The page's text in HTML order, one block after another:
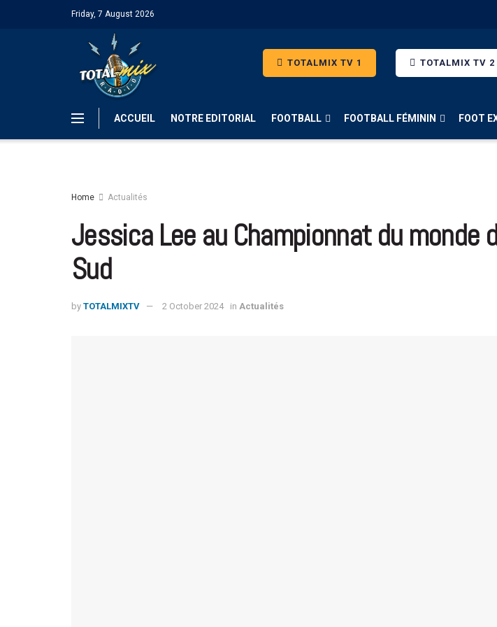
Friday, 7 August 2026
TOTALMIX TV 1 TOTALMIX TV 2
ACCUEIL NOTRE EDITORIAL FOOTBALL FOOTBALL FÉMININ FOOT
Home Actualités
Jessica Lee au Championnat du monde
Sud
by TOTALMIXTV 2 October 2024 in Actualités